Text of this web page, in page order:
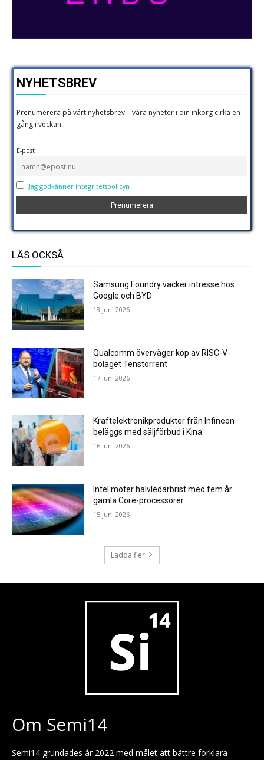
NYHETSBREV
Prenumerera på vårt nyhetsbrev – våra nyheter i din inkorg cirka en
gång i veckan.
E-post
Jag godkänner integritetspolicyn
LÄS OCKSÅ
Samsung Foundry väcker intresse hos
Google och BYD
18 juni 2026
Qualcomm överväger köp av RISC-V-
bolaget Tenstorrent
17 juni 2026
Kraftelektronikprodukter från Infineon
beläggs med säljförbud i Kina
16 juni 2026
Intel möter halvledarbrist med fem år
gamla Core-processorer
15 juni 2026
Ladda fler
Om Semi14
Semi14 grundades år 2022 med målet att bättre förklara